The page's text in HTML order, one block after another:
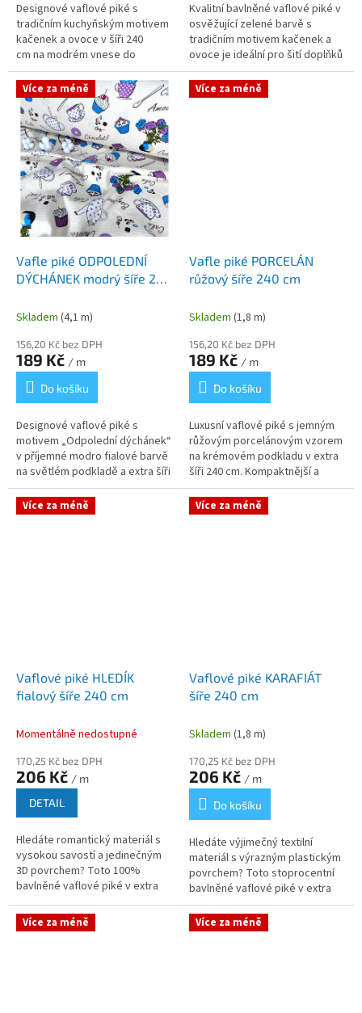
Designové vaflové piké s
tradičním kuchyňským motivem
kačenek a ovoce v šíři 240
cm na modrém vnese do
vašeho domova nádech
venkovského retro stylu. Tato
látka vyniká svou...
Kvalitní bavlněné vaflové piké v
osvěžující zelené barvě s
tradičním motivem kačenek a
ovoce je ideální pro šití doplňků
v rustikálníma retro stylu. Tato
látka disponuje jemnou...
Více za méně
Vafle piké ODPOLEDNÍ
DÝCHÁNEK modrý šíře 240
Skladem (4,1 m)
156,20 Kč bez DPH
189 Kč / m
Do košíku
Designové vaflové piké s
motivem „Odpolední dýchánek“
v příjemné modro fialové barvě
na světlém podkladě a extra šíři
240 cm vás svou hravostí
okamžitě přenese do
atmosféry...
Více za méně
Vafle piké PORCELÁN
růžový šíře 240 cm
Skladem (1,8 m)
156,20 Kč bez DPH
189 Kč / m
Do košíku
Luxusní vaflové piké s jemným
růžovým porcelánovým vzorem
na krémovém podkladu v extra
šíři 240 cm. Kompaktnější a
hladší reliéfní struktura zajišťuje
elegantní vzhled a...
Více za méně
Vaflové piké HLEDÍK
fialový šíře 240 cm
Momentálně nedostupné
170,25 Kč bez DPH
206 Kč / m
DETAIL
Hledáte romantický materiál s
vysokou savostí a jedinečným
3D povrchem? Toto 100%
bavlněné vaflové piké v extra
šíři 240 cm s jednostranným
potiskem rozkvetlých
fialových...
Více za méně
Vaflové piké KARAFIÁT
šíře 240 cm
Skladem (1,8 m)
170,25 Kč bez DPH
206 Kč / m
Do košíku
Hledáte výjimečný textilní
materiál s výrazným plastickým
povrchem? Toto stoprocentní
bavlněné vaflové piké v extra
šíři 240 cm s jednostranným
potiskem je díky své unikátní...
Více za méně Více za méně